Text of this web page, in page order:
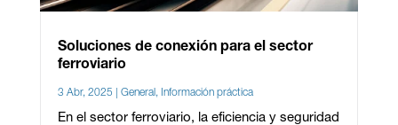
Soluciones de conexión para el sector
ferroviario
3 Abr, 2025 General , Información práctica
En el sector ferroviario, la eficiencia y seguridad